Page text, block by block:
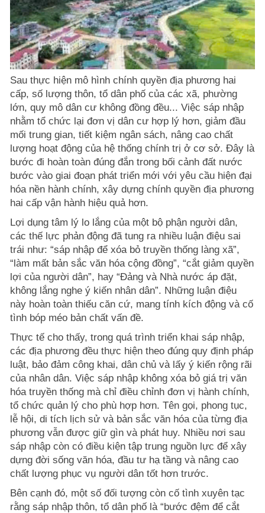
Sau thực hiện mô hình chính quyền địa phương hai
cấp, số lượng thôn, tổ dân phố của các xã, phường
lớn, quy mô dân cư không đồng đều... Việc sáp nhập
nhằm tổ chức lại đơn vị dân cư hợp lý hơn, giảm đầu
mối trung gian, tiết kiệm ngân sách, nâng cao chất
lượng hoạt động của hệ thống chính trị ở cơ sở. Đây là
bước đi hoàn toàn đúng đắn trong bối cảnh đất nước
bước vào giai đoạn phát triển mới với yêu cầu hiện đại
hóa nền hành chính, xây dựng chính quyền địa phương
hai cấp vận hành hiệu quả hơn.
Lợi dụng tâm lý lo lắng của một bộ phận người dân,
các thế lực phản động đã tung ra nhiều luận điệu sai
trái như: “sáp nhập để xóa bỏ truyền thống làng xã”,
“làm mất bản sắc văn hóa cộng đồng”, “cắt giảm quyền
lợi của người dân”, hay “Đảng và Nhà nước áp đặt,
không lắng nghe ý kiến nhân dân”. Những luận điệu
này hoàn toàn thiếu căn cứ, mang tính kích động và cố
tình bóp méo bản chất vấn đề.
Thực tế cho thấy, trong quá trình triển khai sáp nhập,
các địa phương đều thực hiện theo đúng quy định pháp
luật, bảo đảm công khai, dân chủ và lấy ý kiến rộng rãi
của nhân dân. Việc sáp nhập không xóa bỏ giá trị văn
hóa truyền thống mà chỉ điều chỉnh đơn vị hành chính,
tổ chức quản lý cho phù hợp hơn. Tên gọi, phong tục,
lễ hội, di tích lịch sử và bản sắc văn hóa của từng địa
phương vẫn được giữ gìn và phát huy. Nhiều nơi sau
sáp nhập còn có điều kiện tập trung nguồn lực để xây
dựng đời sống văn hóa, đầu tư hạ tầng và nâng cao
chất lượng phục vụ người dân tốt hơn trước.
Bên cạnh đó, một số đối tượng còn cố tình xuyên tạc
rằng sáp nhập thôn, tổ dân phố là “bước đệm để cắt